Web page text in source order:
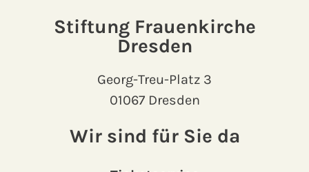
Stiftung Frauenkirche
Dresden
Georg-Treu-Platz 3
01067 Dresden
Wir sind für Sie da